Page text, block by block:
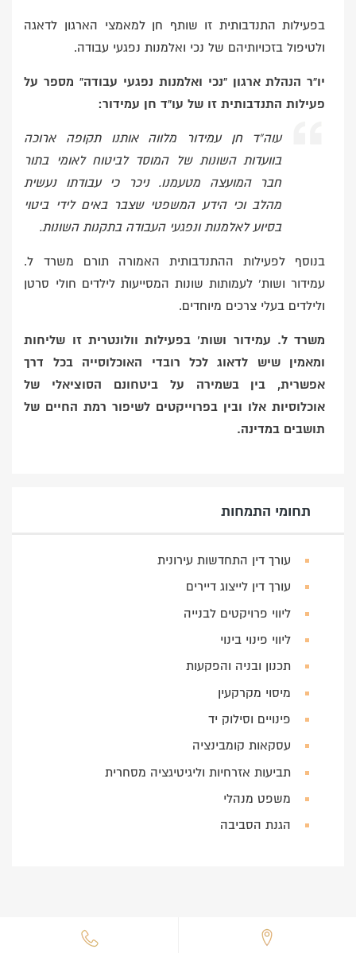
בפעילות התנדבותית זו שותף חן למאמצי הארגון לדאגה
ולטיפול בזכויותיהם של נכי ואלמנות נפגעי עבודה.
יו”ר הנהלת ארגון “נכי ואלמנות נפגעי עבודה” מספר על
פעילות התנדבותית זו של עו”ד חן עמידור:
עוה”ד חן עמידור מלווה אותנו תקופה ארוכה
בוועדות השונות של המוסד לביטוח לאומי בתור
חבר המועצה מטעמנו. ניכר כי עבודתו נעשית
מהלב וכי הידע המשפטי שצבר באים לידי ביטוי
בסיוע לאלמנות ונפגעי העבודה בתקנות השונות.
בנוסף לפעילות ההתנדבותית האמורה תורם משרד ל.
עמידור ושות’ לעמותות שונות המסייעות לילדים חולי סרטן
ולילדים בעלי צרכים מיוחדים.
משרד ל. עמידור ושות’ בפעילות וולונטרית זו שליחות
ומאמין שיש לדאוג לכל רובדי האוכלוסייה בכל דרך
אפשרית, בין בשמירה על ביטחונם הסוציאלי של
אוכלוסיות אלו ובין בפרוייקטים לשיפור רמת החיים של
תושבים במדינה.
תחומי התמחות
עורך דין התחדשות עירונית
עורך דין לייצוג דיירים
ליווי פרויקטים לבנייה
ליווי פינוי בינוי
תכנון ובניה והפקעות
מיסוי מקרקעין
פינויים וסילוק יד
עסקאות קומבינציה
תביעות אזרחיות וליגיטיגציה מסחרית
משפט מנהלי
הגנת הסביבה